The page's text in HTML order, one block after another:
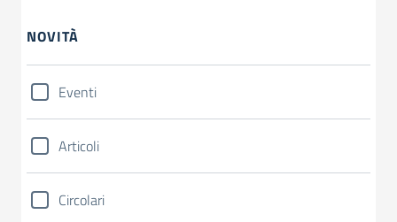
NOVITÀ
Eventi
Articoli
Circolari